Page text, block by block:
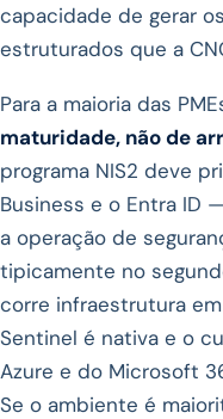
capacidade de gerar
estruturados que a
Para a maioria das
maturidade, não de
programa NIS2 deve
Business e o Entra ID
a operação de
tipicamente no
corre infraestrutura em
Sentinel é nativa e o
Azure e do Microsoft
Se o ambiente é